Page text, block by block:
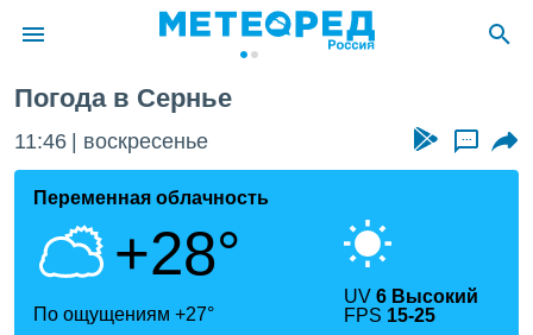
о
Вы можете
Погода в Сернье
11:46 воскресенье ...
Переменная облачность
+28°
По ощущениям +27°
UV6 Высокий
FPS 15-25